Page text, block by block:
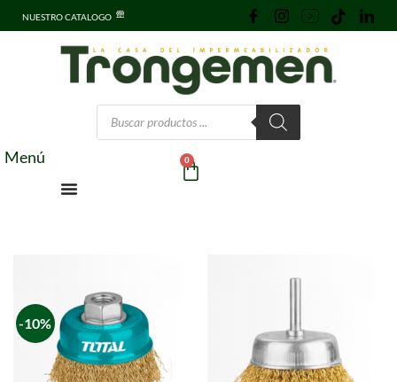
NUESTRO CATALOGO
Menú 0
-10%